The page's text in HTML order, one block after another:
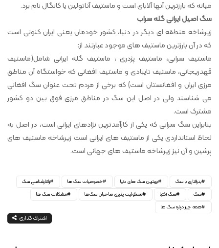
میانه که بارزترین آنها آلابای است و ماستیف آناتولین یا کانگال نام برد.
سگ اصیل ایرانی گله سراب
زیرشاخه منطقه ای دیگر در دنیا، کشور خودمان یعنی ایران کنونی است
که در آن بارزترین ماستیف های موجود عبارتند از:
ماستیف سرابی، ماستیف پژدری ، ماستیف گله ایرانی شامل(ماستیف
قهدریجانی، ماستیف تایبادی و ماستیف افغانی که خواستگاه آن مناطق
مرزی ایران و افغانستان است) که برخی از مردم تحت عنوان سگ افغانی
می شناسند ولی در اصل این سگ در مناطق مرزی فوق بین دو کشور
مشترک است.
بنابراین سگ سرابی که یکی از کارآمدترین نژادهای ایرانی است، در اصل به
لحاظ استانداردی یکی از ماستیف های ایرانی است زیرشاخه ماستیف های
پرشین و آن نیز زیرشاخه ماستیف های جهانی است.
بدرفتاری با سگ بهترین سگ های دنیا خصوصیات سگ ها
رفتارشناسی سگ
سگ
سگ آکتیا مسئولیت پذیری صاحبان سگ‌ها
مشکلات سگ ها
همه چیز درباره سگ ها
اشتراک گذاری